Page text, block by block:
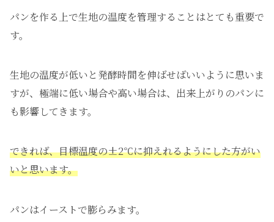
パンを作る上で生地の温度を管理することはとても重要で
す。
生地の温度が低いと発酵時間を伸ばせばいいように思いま
すが、極端に低い場合や高い場合は、出来上がりのパンに
も影響してきます。
できれば、目標温度の±2℃に抑えれるようにした方がい
いと思います。
パンはイーストで膨らみます。